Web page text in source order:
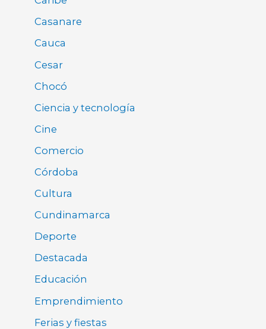
Casanare
Cauca
Cesar
Chocó
Ciencia y tecnología
Cine
Comercio
Córdoba
Cultura
Cundinamarca
Deporte
Destacada
Educación
Emprendimiento
Ferias y fiestas